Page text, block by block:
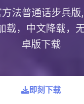
方法普通话步兵
载，中文降载，
卓版下载
即刻下载